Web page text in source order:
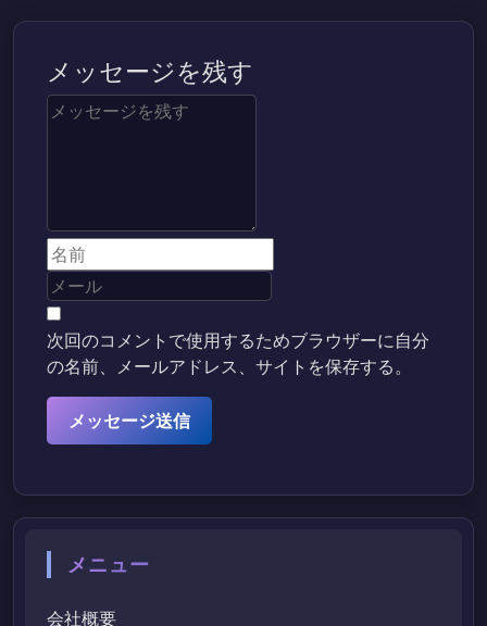
メッセージを残す
次回のコメントで使用するためブラウザーに自分
の名前、メールアドレス、サイトを保存する。
メニュー
会社概要